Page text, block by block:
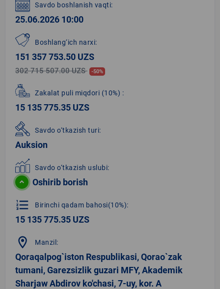
Savdo boshlanish vaqti:
25.06.2026 10:00
Boshlang‘ich narxi:
151 357 753.50 UZS
302 715 507.00 UZS -50%
Zakalat puli miqdori (10%) :
15 135 775.35 UZS
Savdo o‘tkazish turi:
Auksion
Savdo o‘tkazish uslubi:
Oshirib borish
format_list_numbered Birinchi qadam bahosi(10%):
15 135 775.35 UZS
location_on Manzil:
Qoraqalpog`iston Respublikasi, Qorao`zak
tumani, Garezsizlik guzari MFY, Akademik
Sharjaw Abdirov ko'chasi, 7-uy, kor. A